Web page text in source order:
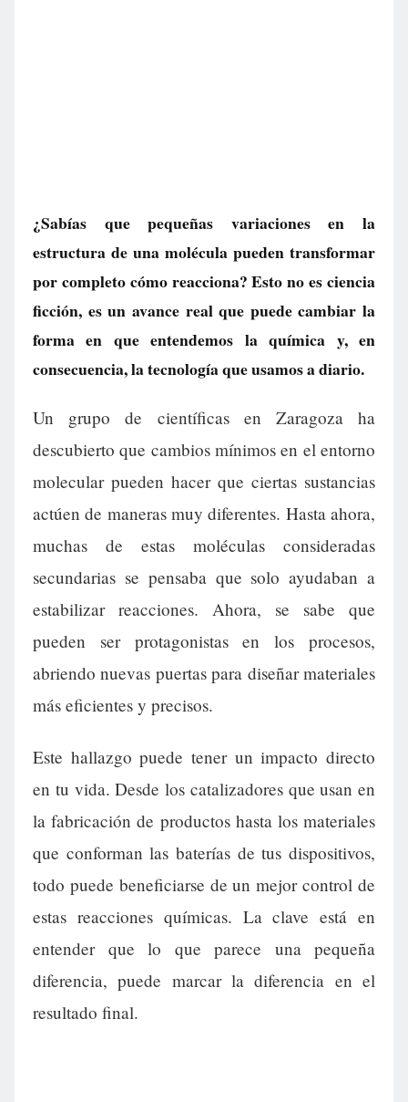
¿Sabías que pequeñas variaciones en la
estructura de una molécula pueden transformar
por completo cómo reacciona? Esto no es ciencia
ficción, es un avance real que puede cambiar la
forma en que entendemos la química y, en
consecuencia, la tecnología que usamos a diario.
Un grupo de científicas en Zaragoza ha
descubierto que cambios mínimos en el entorno
molecular pueden hacer que ciertas sustancias
actúen de maneras muy diferentes. Hasta ahora,
muchas de estas moléculas consideradas
secundarias se pensaba que solo ayudaban a
estabilizar reacciones. Ahora, se sabe que
pueden ser protagonistas en los procesos,
abriendo nuevas puertas para diseñar materiales
más eficientes y precisos.
Este hallazgo puede tener un impacto directo
en tu vida. Desde los catalizadores que usan en
la fabricación de productos hasta los materiales
que conforman las baterías de tus dispositivos,
todo puede beneficiarse de un mejor control de
estas reacciones químicas. La clave está en
entender que lo que parece una pequeña
diferencia, puede marcar la diferencia en el
resultado final.